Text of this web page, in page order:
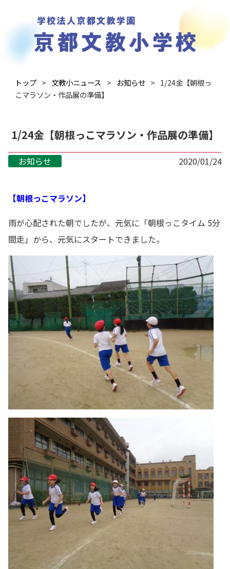
トップ 文教小ニュース お知らせ
1/24金【朝根っ
こマラソン・作品展の準備】
1/24金【朝根っこマラソン・作品展の準備】
お知らせ 2020/01/24
【朝根っこマラソン】
雨が心配された朝でしたが、元気に「朝根っこタイム 5分
間走」から、元気にスタートできました。